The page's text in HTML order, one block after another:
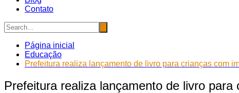
Contato
Página inicial
Educação
Prefeitura realiza lançamento de livro para crianças com
Prefeitura realiza lançamento de livro